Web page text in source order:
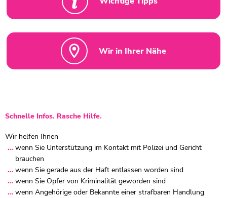
Wir in Ihrer Nähe
Schnelle Infos. Rasche Hilfe.
Wir helfen Ihnen
wenn Sie Unterstützung im Kontakt mit Polizei und Gericht
brauchen
wenn Sie gerade aus der Haft entlassen worden sind
wenn Sie Opfer von Kriminalität geworden sind
wenn Angehörige oder Bekannte einer strafbaren Handlung